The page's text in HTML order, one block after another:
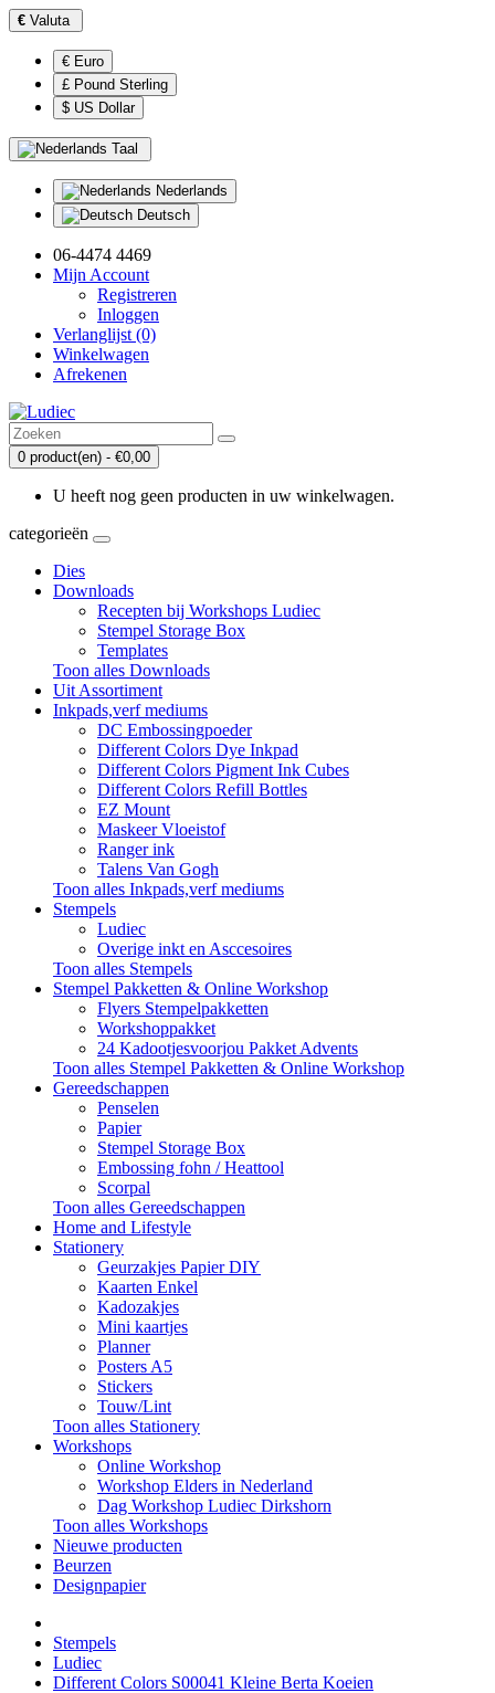
€ Valuta
€ Euro
£ Pound Sterling
$ US Dollar
Taal
Nederlands
Deutsch
06-4474 4469
Mijn Account
Registreren
Inloggen
Verlanglijst (0)
Winkelwagen
Afrekenen
0 product(en) - €0,00
U heeft nog geen producten in uw winkelwagen.
categorieën
Dies
Downloads
Recepten bij Workshops Ludiec
Stempel Storage Box
Templates
Toon alles Downloads
Uit Assortiment
Inkpads,verf mediums
DC Embossingpoeder
Different Colors Dye Inkpad
Different Colors Pigment Ink Cubes
Different Colors Refill Bottles
EZ Mount
Maskeer Vloeistof
Ranger ink
Talens Van Gogh
Toon alles Inkpads,verf mediums
Stempels
Ludiec
Overige inkt en Asccesoires
Toon alles Stempels
Stempel Pakketten & Online Workshop
Flyers Stempelpakketten
Workshoppakket
24 Kadootjesvoorjou Pakket Advents
Toon alles Stempel Pakketten & Online Workshop
Gereedschappen
Penselen
Papier
Stempel Storage Box
Embossing fohn / Heattool
Scorpal
Toon alles Gereedschappen
Home and Lifestyle
Stationery
Geurzakjes Papier DIY
Kaarten Enkel
Kadozakjes
Mini kaartjes
Planner
Posters A5
Stickers
Touw/Lint
Toon alles Stationery
Workshops
Online Workshop
Workshop Elders in Nederland
Dag Workshop Ludiec Dirkshorn
Toon alles Workshops
Nieuwe producten
Beurzen
Designpapier
Stempels
Ludiec
Different Colors S00041 Kleine Berta Koeien